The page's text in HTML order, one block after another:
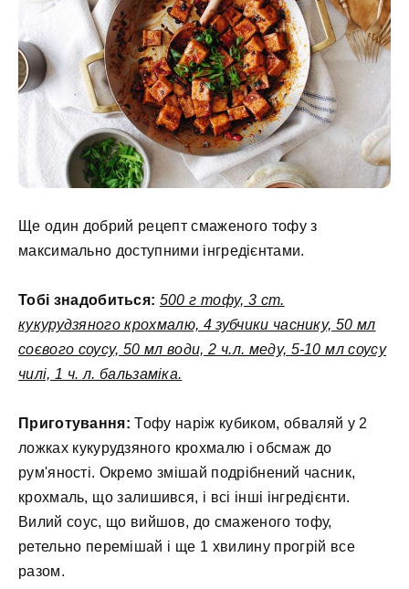
Ще один добрий рецепт смаженого тофу з
максимально доступними інгредієнтами.
Тобі знадобиться: 500 г тофу, 3 ст.
кукурудзяного крохмалю, 4 зубчики часнику, 50 мл
соєвого соусу, 50 мл води, 2 ч.л. меду, 5-10 мл соусу
чилі, 1 ч. л. бальзаміка.
Приготування: Тофу наріж кубиком, обваляй у 2
ложках кукурудзяного крохмалю і обсмаж до
рум'яності. Окремо змішай подрібнений часник,
крохмаль, що залишився, і всі інші інгредієнти.
Вилий соус, що вийшов, до смаженого тофу,
ретельно перемішай і ще 1 хвилину прогрій все
разом.